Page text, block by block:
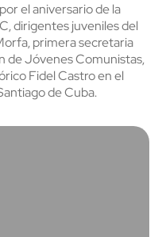
el aniversario de la
dirigentes juveniles del
primera secretaria
de Jóvenes Comunistas,
Fidel Castro en el
de Cuba.